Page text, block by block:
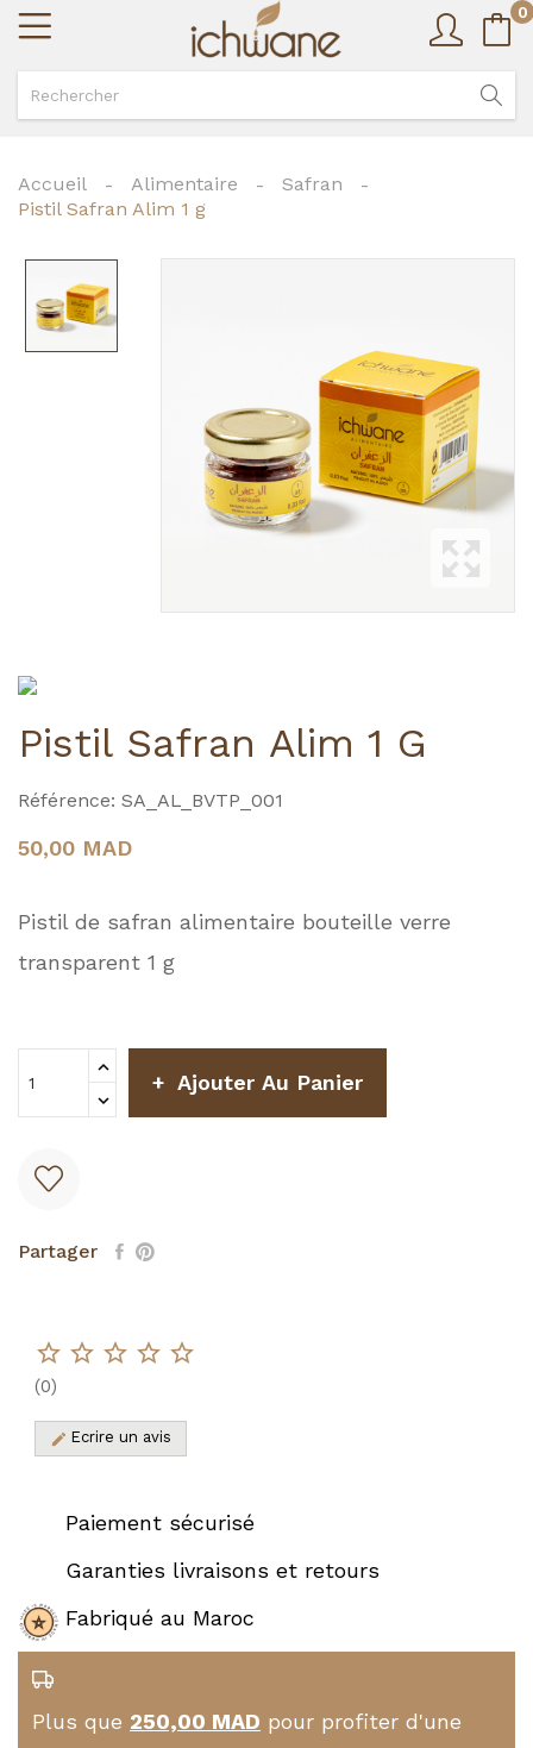
0
Accueil Alimentaire
Safran
Pistil Safran Alim 1 g
Pistil Safran Alim 1 G
Référence: SA_AL_BVTP_001
50,00 MAD
Pistil de safran alimentaire bouteille verre
transparent 1 g
Ajouter Au Panier
Partager
star_border star_border star_border star_border star_border
(0)
edit Ecrire un avis
Paiement sécurisé
Garanties livraisons et retours
Fabriqué au Maroc
Plus que 250,00 MAD pour profiter d'une